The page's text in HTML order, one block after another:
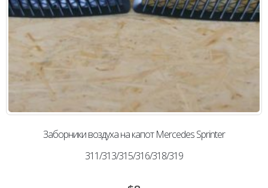
Заборники воздуха на капот Mercedes Sprinter
311/313/315/316/318/319